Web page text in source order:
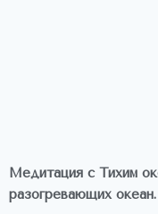
Медитация с Тихим
разогревающих